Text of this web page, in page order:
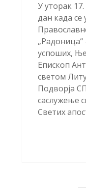
У уторак
дан када се
успоших,
Епископ
светом
Подворја
саслужење
Светих